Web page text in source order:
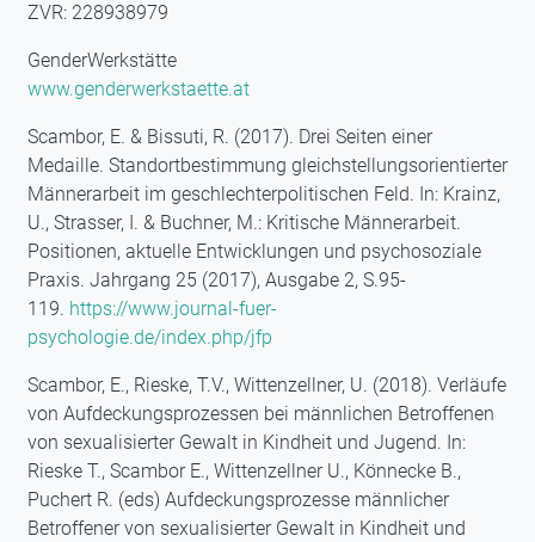
ZVR: 228938979
GenderWerkstätte
www.genderwerkstaette.at
Scambor, E. & Bissuti, R. (2017). Drei Seiten einer
Medaille. Standortbestimmung gleichstellungsorientierter
Männerarbeit im geschlechterpolitischen Feld. In: Krainz,
U., Strasser, I. & Buchner, M.: Kritische Männerarbeit.
Positionen, aktuelle Entwicklungen und psychosoziale
Praxis. Jahrgang 25 (2017), Ausgabe 2, S.95-
119. https://www.journal-fuer-
psychologie.de/index.php/jfp
Scambor, E., Rieske, T.V., Wittenzellner, U. (2018). Verläufe
von Aufdeckungsprozessen bei männlichen Betroffenen
von sexualisierter Gewalt in Kindheit und Jugend. In:
Rieske T., Scambor E., Wittenzellner U., Könnecke B.,
Puchert R. (eds) Aufdeckungsprozesse männlicher
Betroffener von sexualisierter Gewalt in Kindheit und